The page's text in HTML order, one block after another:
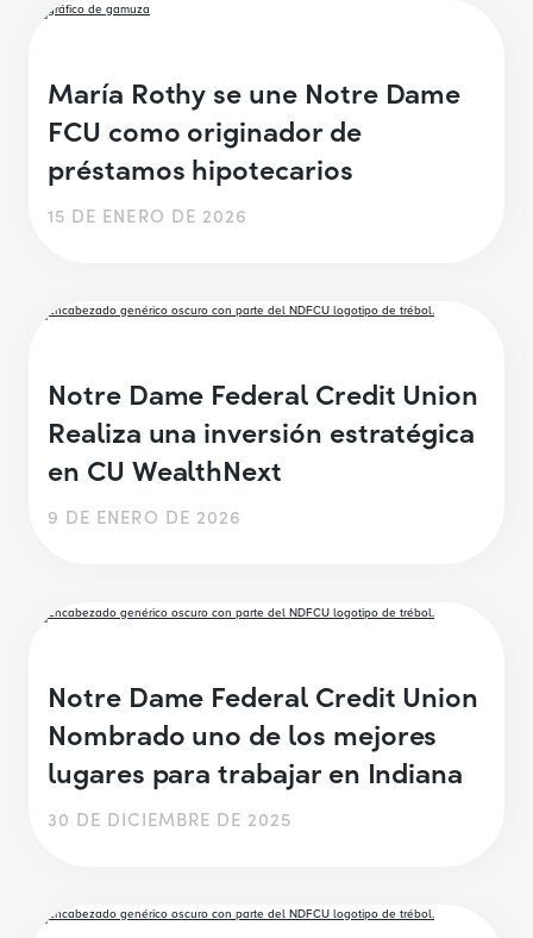
María Rothy se une Notre Dame
FCU como originador de
préstamos hipotecarios
15 DE ENERO DE 2026
Notre Dame Federal Credit Union
Realiza una inversión estratégica
en CU WealthNext
9 DE ENERO DE 2026
Notre Dame Federal Credit Union
Nombrado uno de los mejores
lugares para trabajar en Indiana
30 DE DICIEMBRE DE 2025